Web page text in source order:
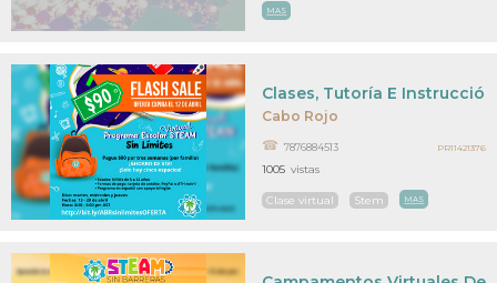
MAS
Cabo Rojo
Clases, Tutoría E Instrucción
7876884513
Clase virtual Stem MAS
1005 vistas
PR11421376